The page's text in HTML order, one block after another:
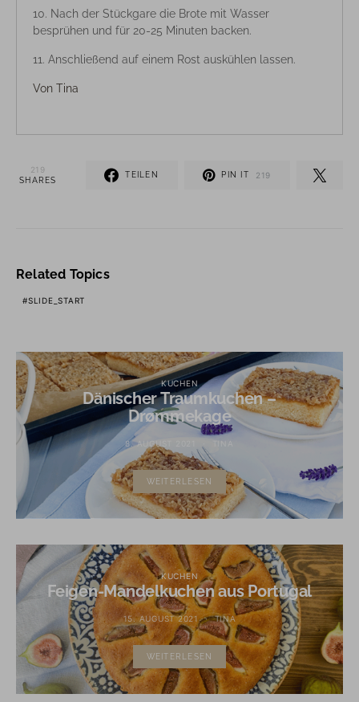
Nach der Stückgare die Brote mit Wasser
besprühen und für 20-25 Minuten backen.
Anschließend auf einem Rost auskühlen lassen.
Von Tina
219
SHARES
TEILEN PIN IT 219
Related Topics
SLIDE_START
KUCHEN
Dänischer Traumkuchen –
Drømmekage
8. AUGUST 2021 TINA
WEITERLESEN
KUCHEN
Feigen-Mandelkuchen aus Portugal
15. AUGUST 2021 TINA
WEITERLESEN